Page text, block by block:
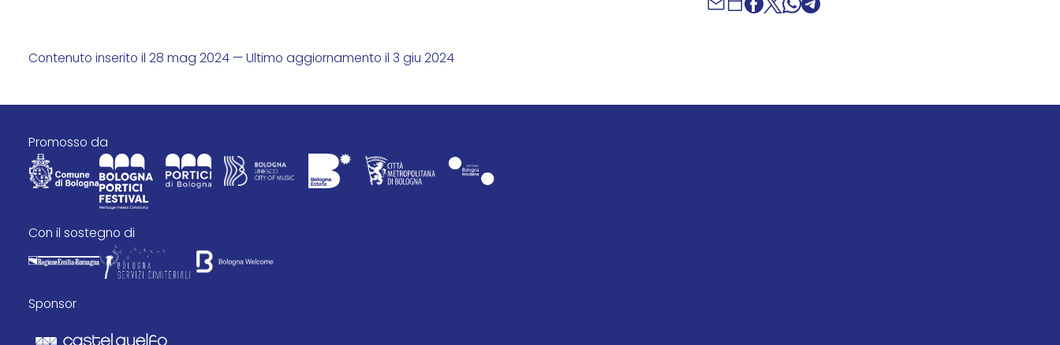
Contenuto inserito il 28 mag 2024 — Ultimo aggiornamento il 3 giu 2024
promosso da
con il sostegno di
Sponsor